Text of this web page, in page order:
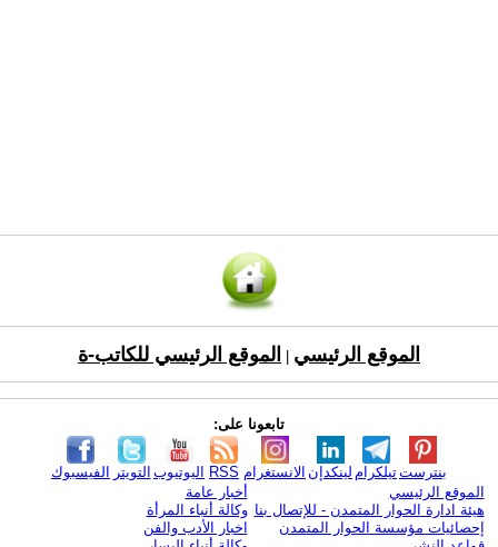
الموقع الرئيسي الموقع الرئيسي للكاتب-ة
تابعونا على:
الفيسبوك التويتر اليوتيوب RSS الانستغرام لينكدإن تيلكرامبنترست
الموقع الرئيسي
هيئة ادارة الحوار المتمدن - للإتصال بنا
إحصائيات مؤسسة الحوار المتمدن
أخبار عامة
وكالة أنباء المرأة
اخبار الأدب والفن